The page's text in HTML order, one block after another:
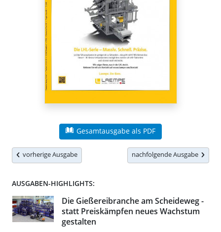
Gesamtausgabe als PDF
vorherige Ausgabe nachfolgende Ausgabe
AUSGABEN-HIGHLIGHTS:
Die Gießereibranche am Scheideweg -
statt Preiskämpfen neues Wachstum
gestalten